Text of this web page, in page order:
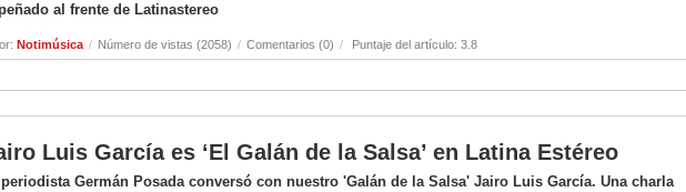
al frente de Latinastereo
Notimúsica / Número de vistas (2058) / Comentarios (0) / Puntaje del artículo: 3.8
Luis García es ‘El Galán de la Salsa’ en Latina Estéreo
Germán Posada conversó con nuestro 'Galán de la Salsa' Jairo Luis García. Una charla